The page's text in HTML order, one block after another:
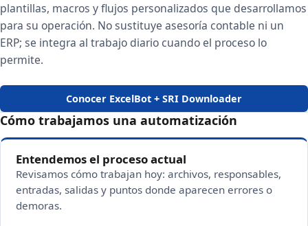
plantillas, macros y flujos personalizados que desarrollamos
para su operación. No sustituye asesoría contable ni un
ERP; se integra al trabajo diario cuando el proceso lo
permite.
Conocer ExcelBot + SRI Downloader
Cómo trabajamos una automatización
Entendemos el proceso actual
Revisamos cómo trabajan hoy: archivos, responsables,
entradas, salidas y puntos donde aparecen errores o
demoras.